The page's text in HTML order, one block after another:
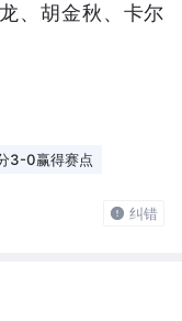
、胡金秋、卡尔
3-0赢得赛点
纠错